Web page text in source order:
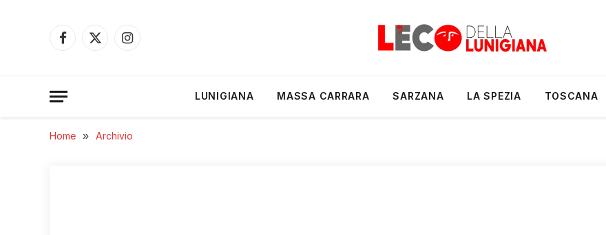
Facebook
X
Instagram
LUNIGIANA MASSA CARRARA SARZANA LA SPEZIA TOSCANA
Home » Archivio